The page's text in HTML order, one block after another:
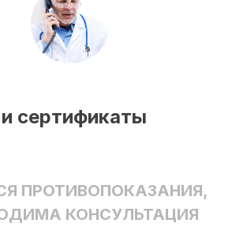
сертификаты
ПРОТИВОПОКАЗАНИЯ,
КОНСУЛЬТАЦИЯ